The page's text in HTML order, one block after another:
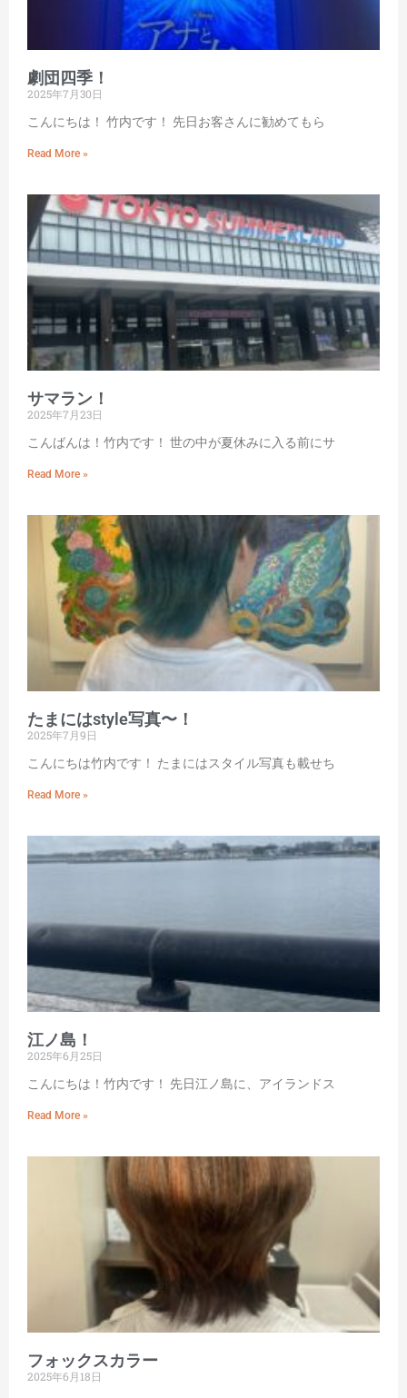
劇団四季！
2025年7月30日
こんにちは！ 竹内です！ 先日お客さんに勧めてもら
Read More »
サマラン！
2025年7月23日
こんばんは！竹内です！ 世の中が夏休みに入る前にサ
Read More »
たまにはstyle写真〜！
2025年7月9日
こんにちは竹内です！ たまにはスタイル写真も載せち
Read More »
江ノ島！
2025年6月25日
こんにちは！竹内です！ 先日江ノ島に、アイランドス
Read More »
フォックスカラー
2025年6月18日